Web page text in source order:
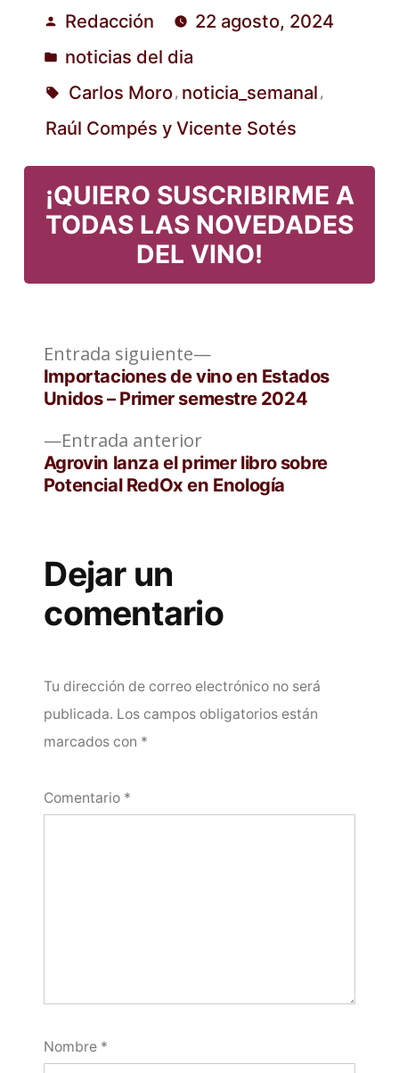
Publicado
por
Redacción 22 agosto, 2024
Publicado
en
noticias del dia
Etiquetas:
Carlos Moro, noticia_semanal ,
Raúl Compés y Vicente Sotés
¡QUIERO SUSCRIBIRME A
TODAS LAS NOVEDADES
DEL VINO!
Navegación
de
entradas
Entrada anteriorEntrada
anterior:
Agrovin lanza el primer libro sobre
Potencial RedOx en Enología
Entrada siguiente
Entrada
siguiente:
Importaciones de vino en Estados
Unidos – Primer semestre 2024
Dejar un
comentario
Tu dirección de correo electrónico no será
publicada. Los campos obligatorios están
marcados con *
Comentario *
Nombre *